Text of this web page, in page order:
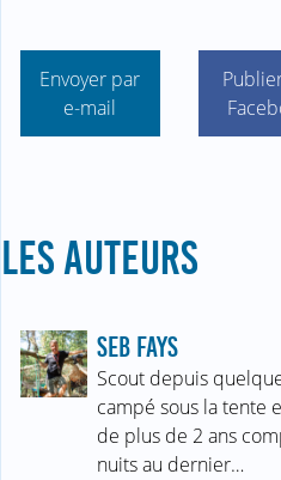
Envoyer par
e-mail
LES AUTEURS
SEB FAYS
Scout depuis
campé sous la tente
de plus de 2 ans
nuits au dernier…